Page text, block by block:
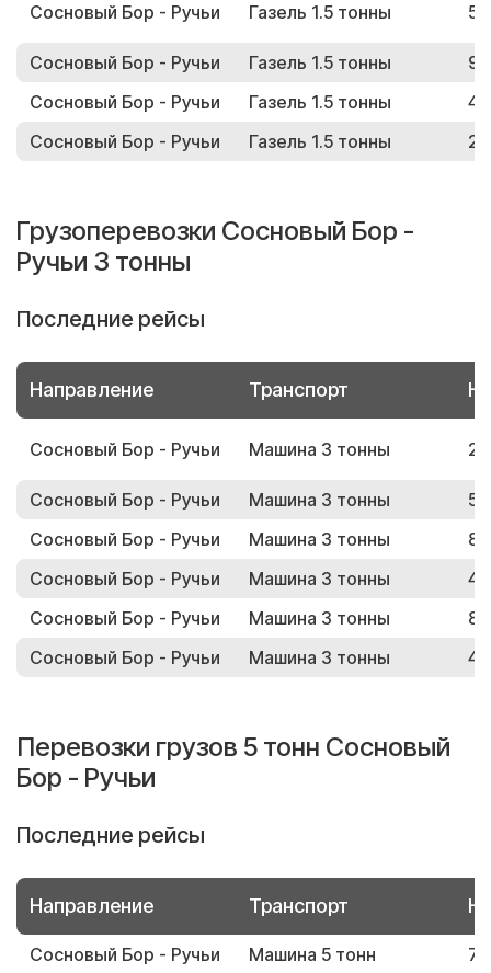
Сосновый Бор - Ручьи Газель 1.5 тонны
Сосновый Бор - Ручьи Газель 1.5 тонны
Сосновый Бор - Ручьи
Газель 1.5 тонны
Сосновый Бор - Ручьи
Газель 1.5 тонны
Грузоперевозки Сосновый Бор -
Ручьи 3 тонны
Последние рейсы
Направление Транспорт
Сосновый Бор - Ручьи Машина 3 тонны
Сосновый Бор - Ручьи Машина 3 тонны
Сосновый Бор - Ручьи
Машина 3 тонны
Сосновый Бор - Ручьи
Машина 3 тонны
Сосновый Бор - Ручьи
Машина 3 тонны
Сосновый Бор - Ручьи
Машина 3 тонны
Перевозки грузов 5 тонн Сосновый
Бор - Ручьи
Последние рейсы
Направление Транспорт
Сосновый Бор - Ручьи Машина 5 тонн